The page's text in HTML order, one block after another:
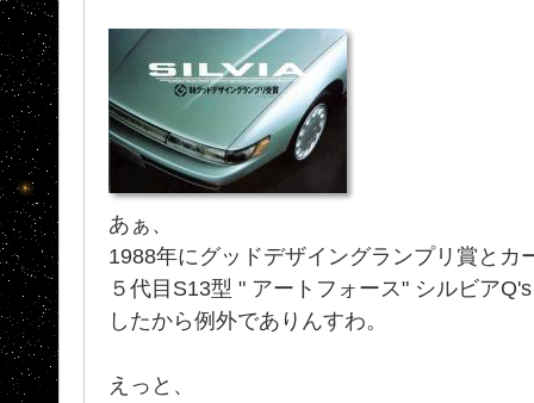
あぁ、
1988年にグッドデザイングランプリ賞とカ
５代目S13型 " アートフォース" シルビア
したから例外でありんすわ。
えっと、